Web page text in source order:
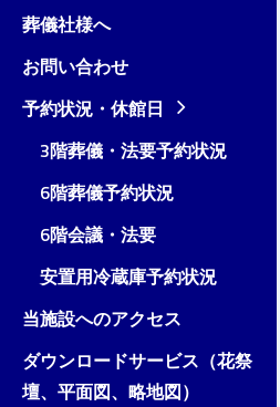
葬儀社様へ
お問い合わせ
予約状況・休館日
3階葬儀・法要予約状況
6階葬儀予約状況
6階会議・法要
安置用冷蔵庫予約状況
当施設へのアクセス
ダウンロードサービス（花祭
壇、平面図、略地図）